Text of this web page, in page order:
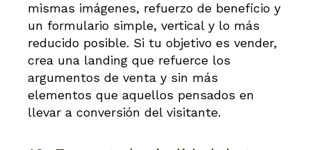
mismas imágenes, refuerzo de beneficio y
un formulario simple, vertical y lo más
reducido posible. Si tu objetivo es vender,
crea una landing que refuerce los
argumentos de venta y sin más
elementos que aquellos pensados en
llevar a conversión del visitante.